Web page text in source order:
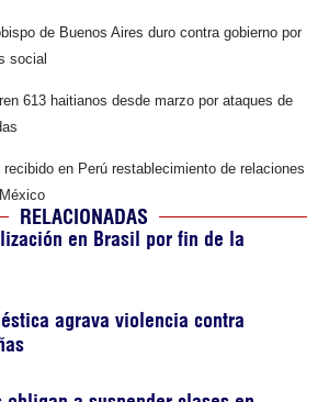
de Buenos Aires duro contra gobierno por
social
613 haitianos desde marzo por ataques de
recibido en Perú restablecimiento de relaciones
RELACIONADAS
en Brasil por fin de la
agrava violencia contra